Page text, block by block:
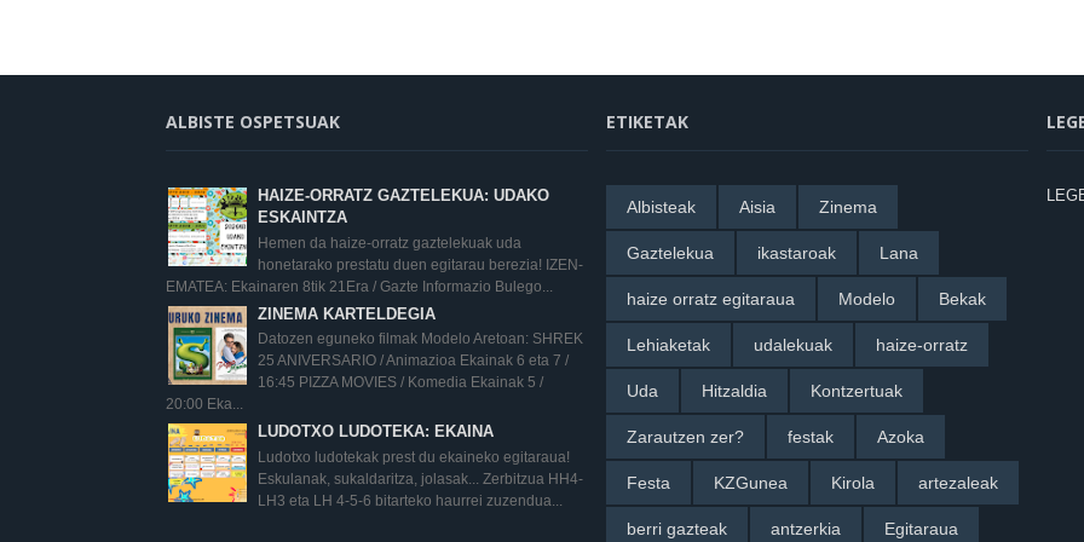
ALBISTE OSPETSUAK
HAIZE-ORRATZ GAZTELEKUA: UDAKO
ESKAINTZA
Hemen da haize-orratz gaztelekuak uda
honetarako prestatu duen egitarau berezia! IZEN-
EMATEA: Ekainaren 8tik 21Era / Gazte Informazio Bulego...
ZINEMA KARTELDEGIA
Datozen eguneko filmak Modelo Aretoan: SHREK
25 ANIVERSARIO / Animazioa Ekainak 6 eta 7 /
16:45 PIZZA MOVIES / Komedia Ekainak 5 /
20:00 Eka...
LUDOTXO LUDOTEKA: EKAINA
Ludotxo ludotekak prest du ekaineko egitaraua!
Eskulanak, sukaldaritza, jolasak... Zerbitzua HH4-
LH3 eta LH 4-5-6 bitarteko haurrei zuzendua...
ETIKETAK
Albisteak Aisia Zinema
Gaztelekua ikastaroak Lana
haize orratz egitaraua Modelo Bekak
Lehiaketak udalekuak haize-orratz
Uda Hitzaldia Kontzertuak
Zarautzen zer? festak Azoka
Festa KZGunea Kirola artezaleak
berri gazteak antzerkia Egitaraua